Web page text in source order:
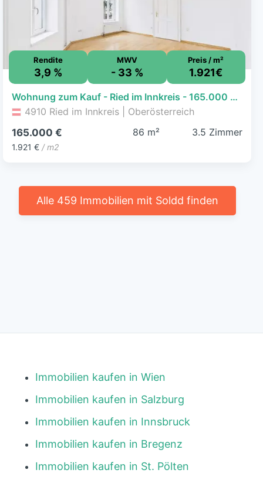
Rendite
3,9 %
MWV
- 33 %
Preis / m²
1.921€
Wohnung zum Kauf - Ried im Innkreis - 165.000 € - 3,5 Zimmer, 85,9 m², EG
4910 Ried im Innkreis | Oberösterreich
165.000 €
1.921 € / m2
86 m² 3.5 Zimmer
Alle 459 Immobilien mit Soldd finden
Immobilien kaufen in Wien
Immobilien kaufen in Salzburg
Immobilien kaufen in Innsbruck
Immobilien kaufen in Bregenz
Immobilien kaufen in St. Pölten